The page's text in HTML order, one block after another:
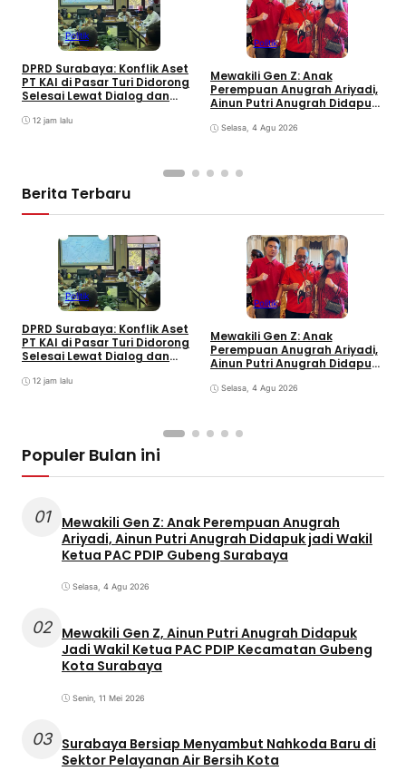
Politik
DPRD Surabaya: Konflik Aset
PT KAI di Pasar Turi Didorong
Selesai Lewat Dialog dan
12 jam lalu
Politik
Mewakili Gen Z: Anak
Perempuan Anugrah Ariyadi,
Ainun Putri Anugrah Didapuk
Gubeng Surabaya
Selasa, 4 Agu 2026
Berita Terbaru
Politik
DPRD Surabaya: Konflik Aset
PT KAI di Pasar Turi Didorong
Selesai Lewat Dialog dan
12 jam lalu
Politik
Mewakili Gen Z: Anak
Perempuan Anugrah Ariyadi,
Ainun Putri Anugrah Didapuk
Gubeng Surabaya
Selasa, 4 Agu 2026
Populer Bulan ini
01
Mewakili Gen Z: Anak Perempuan Anugrah
Ariyadi, Ainun Putri Anugrah Didapuk jadi Wakil
Ketua PAC PDIP Gubeng Surabaya
Selasa, 4 Agu 2026
02 Mewakili Gen Z, Ainun Putri Anugrah Didapuk
Jadi Wakil Ketua PAC PDIP Kecamatan Gubeng
Kota Surabaya
Senin, 11 Mei 2026
03 Surabaya Bersiap Menyambut Nahkoda Baru di
Sektor Pelayanan Air Bersih Kota